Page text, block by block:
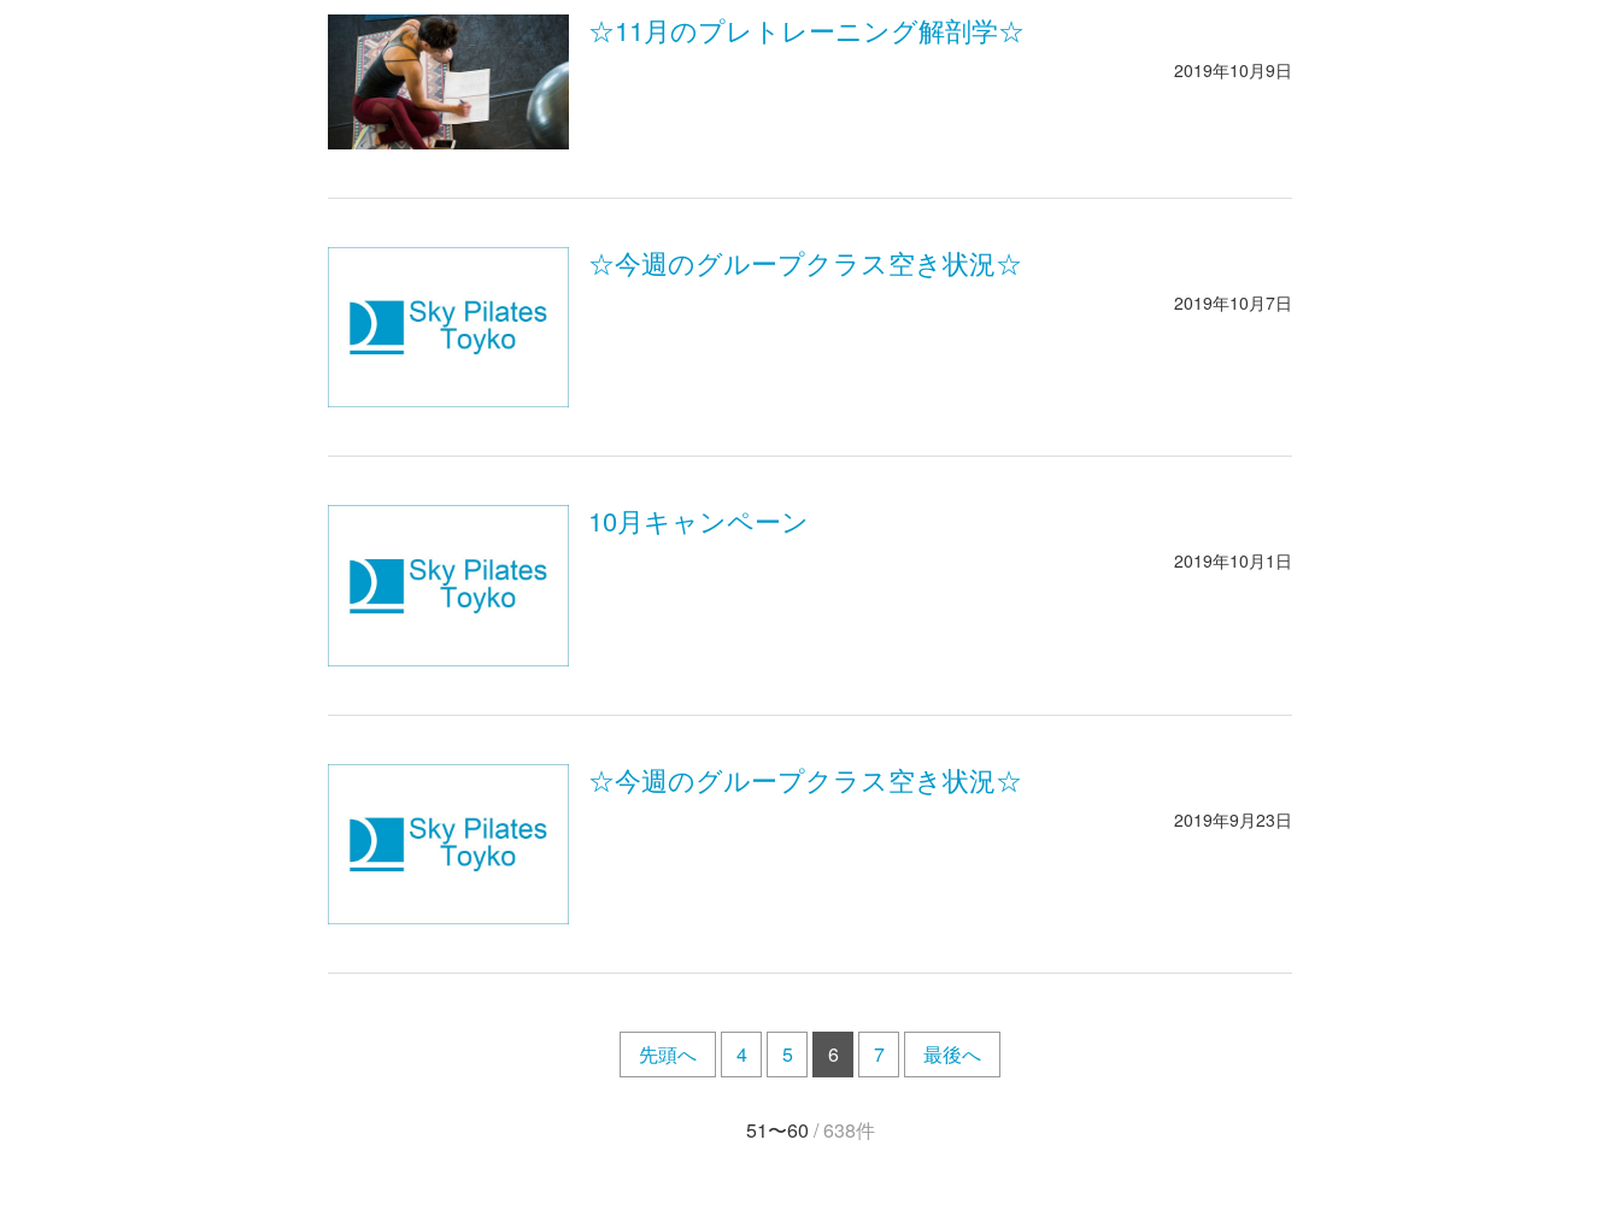
☆11月のプレトレーニング解剖学☆
2019年10月9日
☆今週のグループクラス空き状況☆
2019年10月7日
10月キャンペーン
2019年10月1日
☆今週のグループクラス空き状況☆
2019年9月23日
先頭へ 4 5 6 7 最後へ
51〜60 / 638件